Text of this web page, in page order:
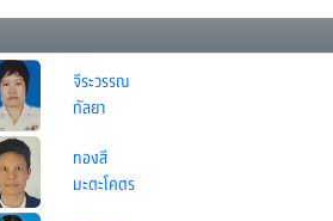
จีระวรรณ
กัลยา
ทองสี
มะตะโคตร